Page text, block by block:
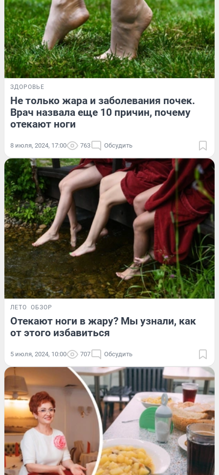
ЗДОРОВЬЕ
Не только жара и заболевания почек.
Врач назвала еще 10 причин, почему
отекают ноги
8 июля, 2024, 17:00 763 Обсудить
ЛЕТО ОБЗОР
Отекают ноги в жару? Мы узнали, как
от этого избавиться
5 июля, 2024, 10:00 707 Обсудить